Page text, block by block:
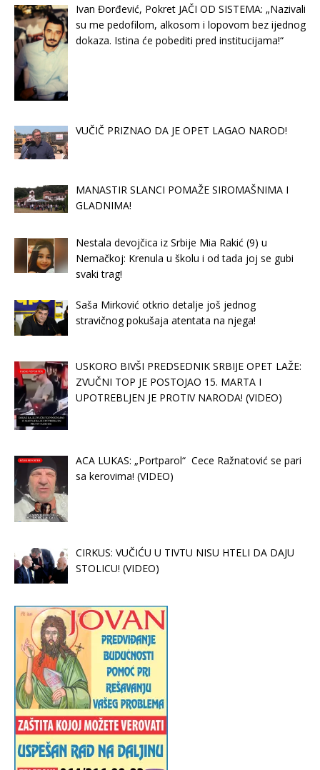
Ivan Đorđević, Pokret JAČI OD SISTEMA: „Nazivali
su me pedofilom, alkosom i lopovom bez ijednog
dokaza. Istina će pobediti pred institucijama!“
VUČIČ PRIZNAO DA JE OPET LAGAO NAROD!
MANASTIR SLANCI POMAŽE SIROMAŠNIMA I
GLADNIMA!
Nestala devojčica iz Srbije Mia Rakić (9) u
Nemačkoj: Krenula u školu i od tada joj se gubi
svaki trag!
Saša Mirković otkrio detalje još jednog
stravičnog pokušaja atentata na njega!
USKORO BIVŠI PREDSEDNIK SRBIJE OPET LAŽE:
ZVUČNI TOP JE POSTOJAO 15. MARTA I
UPOTREBLJEN JE PROTIV NARODA! (VIDEO)
ACA LUKAS: „Portparol“ Cece Ražnatović se pari
sa kerovima! (VIDEO)
CIRKUS: VUČIĆU U TIVTU NISU HTELI DA DAJU
STOLICU! (VIDEO)